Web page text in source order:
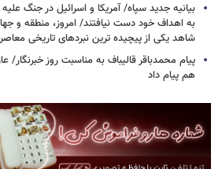
بیانیه جدید سپاه/ آمریکا و اسرائیل در جنگ علیه
به اهداف خود دست نیافتند/ امروز، منطقه و
شاهد یکی از پیچیده ترین نبردهای تاریخی
پیام محمدباقر قالیباف به مناسبت روز خبرنگار/
هم پیام داد